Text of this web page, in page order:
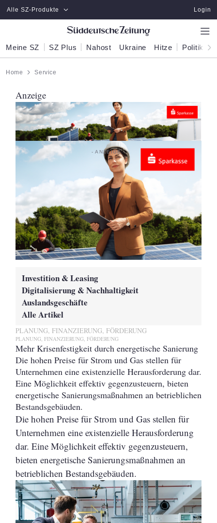
Zum Hauptinhalt springen
Alle SZ-Produkte Login
Meine SZ SZ Plus Nahost Ukraine Hitze Politik
Home Service
Anzeige
Investition & Leasing
Digitalisierung & Nachhaltigkeit
Auslandsgeschäfte
Alle Artikel
PLANUNG, FINANZIERUNG, FÖRDERUNG
PLANUNG, FINANZIERUNG, FÖRDERUNG
Mehr Krisenfestigkeit durch energetische Sanierung
Die hohen Preise für Strom und Gas stellen für
Unternehmen eine existenzielle Herausforderung dar.
Eine Möglichkeit effektiv gegenzusteuern, bieten
energetische Sanierungsmaßnahmen an betrieblichen
Bestandsgebäuden.
Die hohen Preise für Strom und Gas stellen für
Unternehmen eine existenzielle Herausforderung
dar. Eine Möglichkeit effektiv gegenzusteuern,
bieten energetische Sanierungsmaßnahmen an
betrieblichen Bestandsgebäuden.